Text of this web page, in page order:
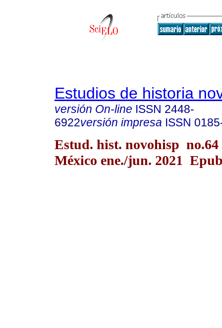
Estudios de historia
versión On-line ISSN 2448-
6922versión impresa ISSN
Estud. hist. novohisp
México ene./jun. 2021